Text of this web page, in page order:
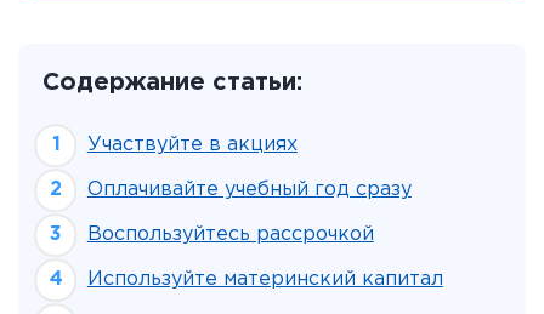
Содержание статьи:
Участвуйте в акциях
Оплачивайте учебный год сразу
Воспользуйтесь рассрочкой
Используйте материнский капитал